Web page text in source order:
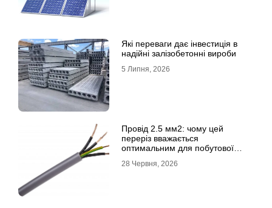
Які переваги дає інвестиція в
надійні залізобетонні вироби
5 Липня, 2026
Провід 2.5 мм2: чому цей
переріз вважається
оптимальним для побутової
28 Червня, 2026